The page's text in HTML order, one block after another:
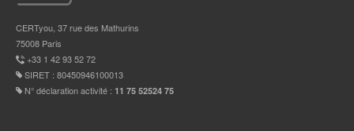
CERTyou, 37 rue des Mathurins
75008 Paris
+33 1 42 93 52 72
SIRET : 80450946100013
N° déclaration activité : 11 75 52524 75